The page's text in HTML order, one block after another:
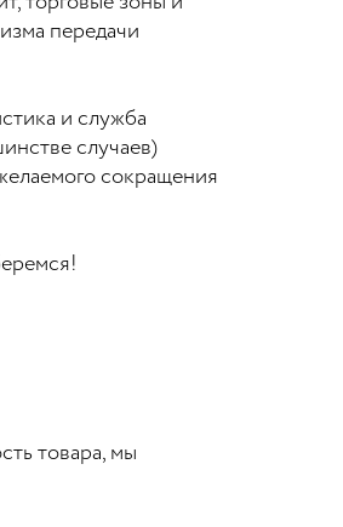
передачи
и служба
случаев)
сокращения
товара, мы